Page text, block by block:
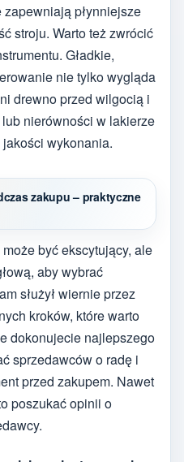
zapewniają płynniejsze
stroju. Warto też zwrócić
Gładkie,
nie tylko wygląda
drewno przed wilgocią i
nierówności w lakierze
wykonania.
zakupu – praktyczne
być ekscytujący, ale
aby wybrać
służył wiernie przez
kroków, które warto
dokonujecie najlepszego
sprzedawców o radę i
przed zakupem. Nawet
poszukać opinii o